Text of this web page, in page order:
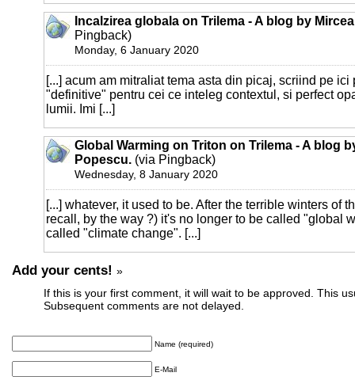
Incalzirea globala on Trilema - A blog by
Pingback)
Monday, 6 January 2020
[...] acum am mitraliat tema asta din picaj, scriind pe
"definitive" pentru cei ce inteleg contextul, si perfect
lumii. Imi [...]
Global Warming on Triton on Trilema - A blog
Popescu. (via Pingback)
Wednesday, 8 January 2020
[...] whatever, it used to be. After the terrible winters of
recall, by the way ?) it's no longer to be called "global
called "climate change". [...]
Add your cents! »
If this is your first comment, it will wait to be approved. This
Subsequent comments are not delayed.
Name (required)
E-Mail